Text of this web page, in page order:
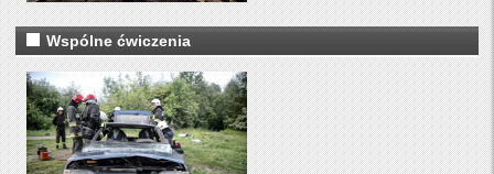
Wspólne ćwiczenia